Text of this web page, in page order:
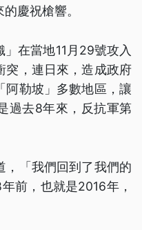
慶祝槍響。
在當地11月29號攻入
突，連日來，造成政府
阿勒坡」多數地區，讓
過去8年來，反抗軍第
，「我們回到了我們的
前，也就是2016年，